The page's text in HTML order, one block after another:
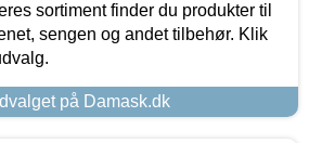
sortiment finder du produkter til
sengen og andet tilbehør. Klik
på Damask.dk